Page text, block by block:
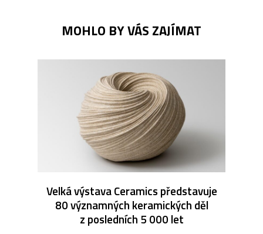
MOHLO BY VÁS ZAJÍMAT
Velká výstava Ceramics představuje
80 významných keramických děl
z posledních 5 000 let